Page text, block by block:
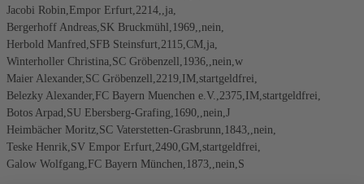
Jacobi Robin,Empor Erfurt,2214,,ja,
Bergerhoff Andreas,SK Bruckmühl,1969,,nein,
Herbold Manfred,SFB Steinsfurt,2115,CM,ja,
Winterholler Christina,SC Gröbenzell,1936,,nein,w
Maier Alexander,SC Gröbenzell,2219,IM,startgeldfrei,
Belezky Alexander,FC Bayern Muenchen e.V.,2375,IM,startgeldfrei,
Botos Arpad,SU Ebersberg-Grafing,1690,,nein,J
Heimbächer Moritz,SC Vaterstetten-Grasbrunn,1843,,nein,
Teske Henrik,SV Empor Erfurt,2490,GM,startgeldfrei,
Galow Wolfgang,FC Bayern München,1873,,nein,S